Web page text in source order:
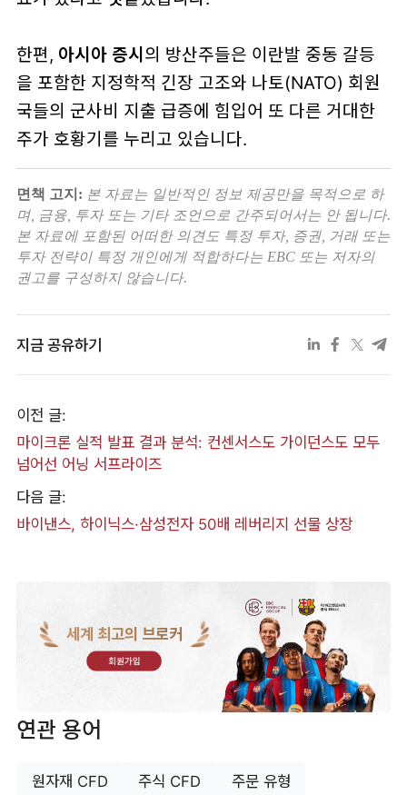
한편, 아시아 증시 의 방산주들은 이란발 중동 갈등
을 포함한 지정학적 긴장 고조와 나토(NATO) 회원
국들의 군사비 지출 급증에 힘입어 또 다른 거대한
주가 호황기를 누리고 있습니다.
면책 고지: 본 자료는 일반적인 정보 제공만을 목적으로 하
며, 금융, 투자 또는 기타 조언으로 간주되어서는 안 됩니다.
본 자료에 포함된 어떠한 의견도 특정 투자, 증권, 거래 또는
투자 전략이 특정 개인에게 적합하다는 EBC 또는 저자의
권고를 구성하지 않습니다.
지금 공유하기
이전 글:
마이크론 실적 발표 결과 분석: 컨센서스도 가이던스도 모두
넘어선 어닝 서프라이즈
다음 글:
바이낸스, 하이닉스·삼성전자 50배 레버리지 선물 상장
세계 최고의 브로커
회원가입
연관 용어
원자재 CFD 주식 CFD 주문 유형